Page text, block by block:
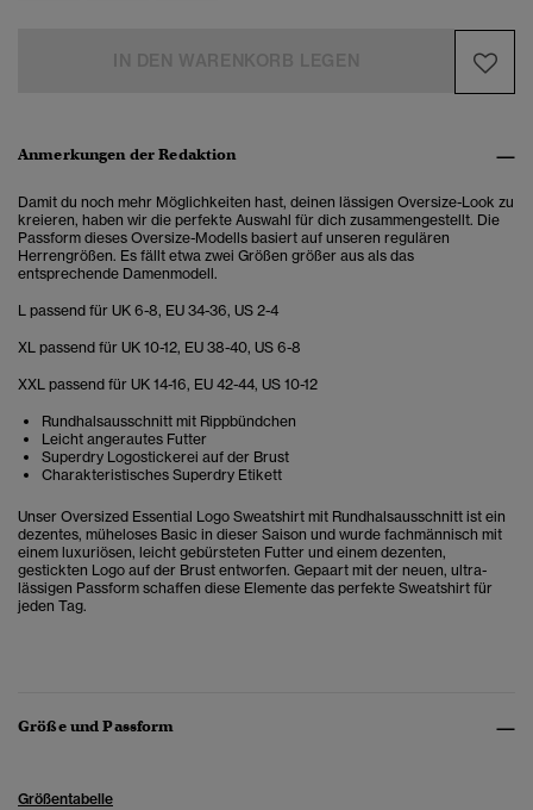
Anmerkungen der Redaktion
Damit du noch mehr Möglichkeiten hast, deinen lässigen Oversize-Look zu
kreieren, haben wir die perfekte Auswahl für dich zusammengestellt. Die
Passform dieses Oversize-Modells basiert auf unseren regulären
Herrengrößen. Es fällt etwa zwei Größen größer aus als das
entsprechende Damenmodell.
L passend für UK 6-8, EU 34-36, US 2-4
XL passend für UK 10-12, EU 38-40, US 6-8
XXL passend für UK 14-16, EU 42-44, US 10-12
Rundhalsausschnitt mit Rippbündchen
Leicht angerautes Futter
Superdry Logostickerei auf der Brust
Charakteristisches Superdry Etikett
Unser Oversized Essential Logo Sweatshirt mit Rundhalsausschnitt ist ein
dezentes, müheloses Basic in dieser Saison und wurde fachmännisch mit
einem luxuriösen, leicht gebürsteten Futter und einem dezenten,
gestickten Logo auf der Brust entworfen. Gepaart mit der neuen, ultra-
lässigen Passform schaffen diese Elemente das perfekte Sweatshirt für
jeden Tag.
Größe und Passform
Größentabelle